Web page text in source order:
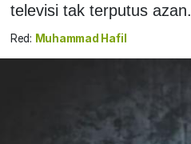
televisi tak terputus azan.
Red: Muhammad Hafil